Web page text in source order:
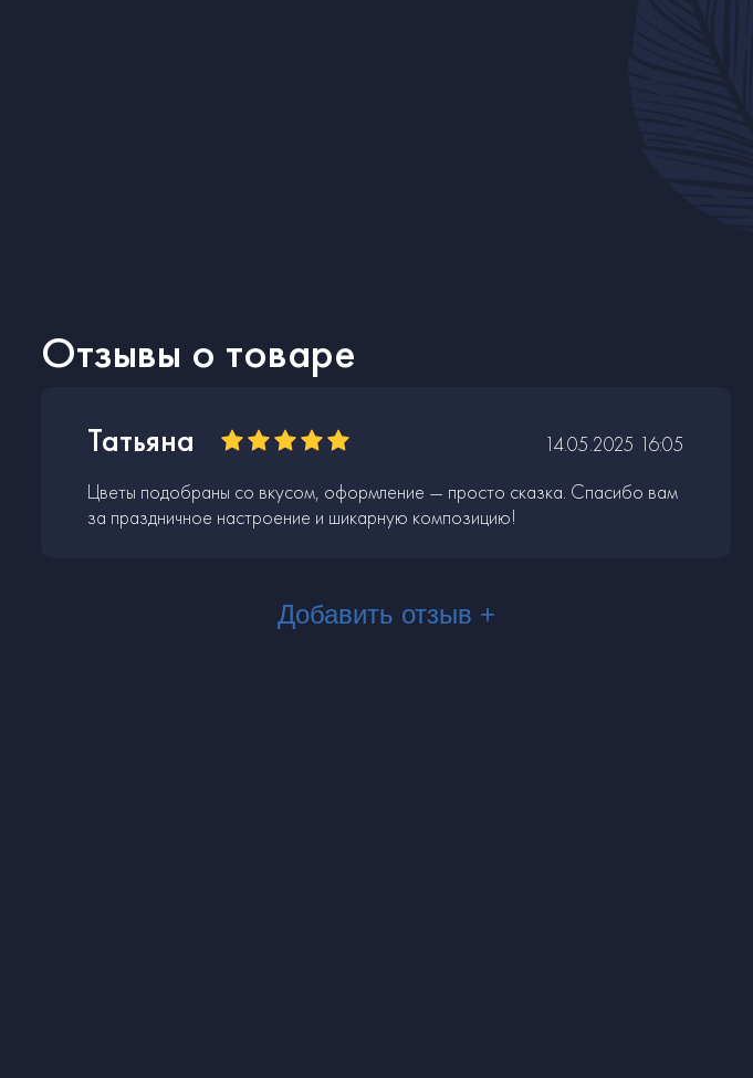
Отзывы о товаре
Татьяна
14.05.2025 16:05
Цветы подобраны со вкусом, оформление — просто сказка. Спасибо вам
за праздничное настроение и шикарную композицию!
Добавить отзыв +